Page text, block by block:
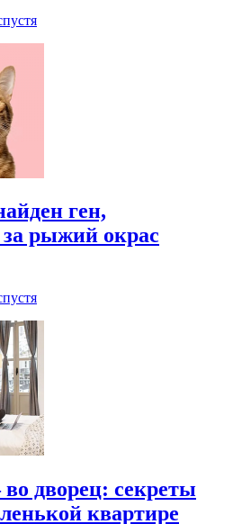
ген,
рыжий окрас
дворец: секреты
квартире